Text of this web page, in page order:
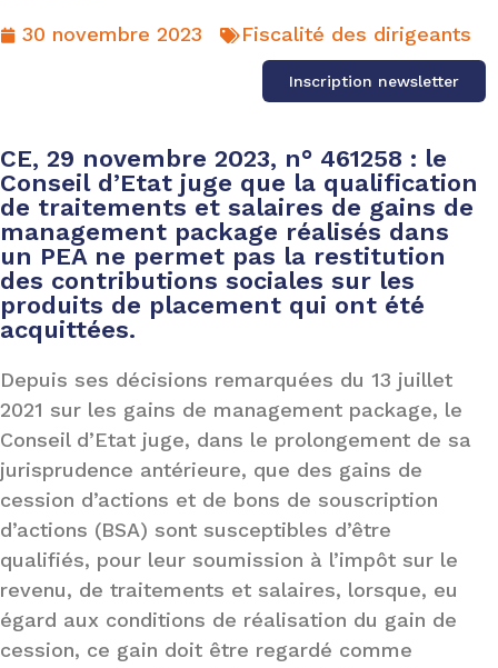
30 novembre 2023 Fiscalité des dirigeants
Inscription newsletter
CE, 29 novembre 2023, n° 461258 : le
Conseil d’Etat juge que la qualification
de traitements et salaires de gains de
management package réalisés dans
un PEA ne permet pas la restitution
des contributions sociales sur les
produits de placement qui ont été
acquittées.
Depuis ses décisions remarquées du 13 juillet
2021 sur les gains de management package, le
Conseil d’Etat juge, dans le prolongement de sa
jurisprudence antérieure, que des gains de
cession d’actions et de bons de souscription
d’actions (BSA) sont susceptibles d’être
qualifiés, pour leur soumission à l’impôt sur le
revenu, de traitements et salaires, lorsque, eu
égard aux conditions de réalisation du gain de
cession, ce gain doit être regardé comme